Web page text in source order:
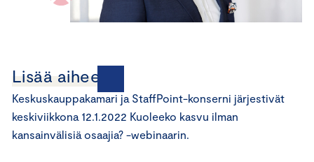
Lisää aiheesta
Keskuskauppakamari ja StaffPoint-konserni järjestivät
keskiviikkona 12.1.2022 Kuoleeko kasvu ilman
kansainvälisiä osaajia? -webinaarin.